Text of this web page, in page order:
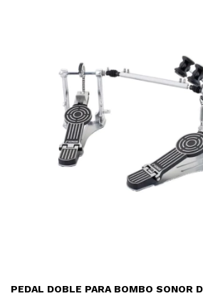
PEDAL DOBLE PARA BOMBO SONOR